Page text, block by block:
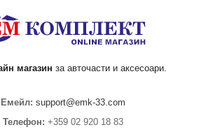
магазин за авточасти и аксесоари.
Емейл: support@emk-33.com
Телефон: +359 02 920 18 83